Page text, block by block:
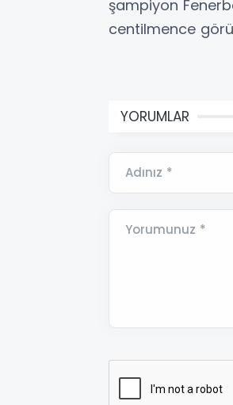
şampiyon
centilmence
YORUMLAR
Adınız *
Yorumunuz *